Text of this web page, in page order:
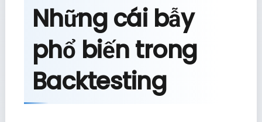
Những cái bẫy
phổ biến trong
Backtesting